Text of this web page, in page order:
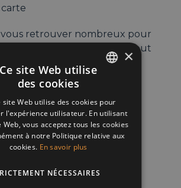
carte
vous retrouver nombreux pour
ce beau moment de début
& Drink
& Présentation
illimités offerts
FRENCH
DUTCH
×
Ce site Web utilise
des cookies
site Web utilise des cookies pour
l'expérience utilisateur. En utilisant
Web, vous acceptez tous les cookies
à notre Politique relative aux
cookies. En savoir plus
NÉCESSAIRES